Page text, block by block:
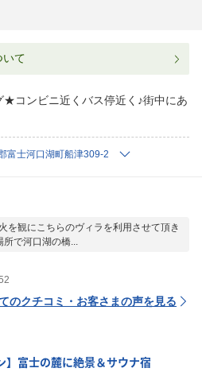
いて
★コンビニ近くバス停近く♪街中にあ
富士河口湖町船津309-2
を観にこちらのヴィラを利用させて頂き
所で河口湖の橋...
のクチコミ・お客さまの声を見る
】富士の麓に絶景＆サウナ宿